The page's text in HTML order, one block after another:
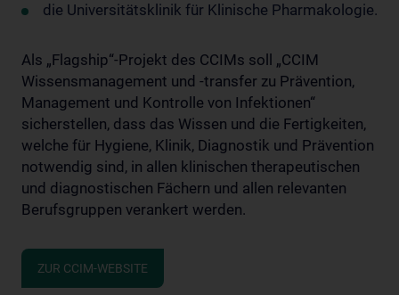
die Universitätsklinik für Klinische Pharmakologie.
Als „Flagship“-Projekt des CCIMs soll „CCIM
Wissensmanagement und -transfer zu Prävention,
Management und Kontrolle von Infektionen“
sicherstellen, dass das Wissen und die Fertigkeiten,
welche für Hygiene, Klinik, Diagnostik und Prävention
notwendig sind, in allen klinischen therapeutischen
und diagnostischen Fächern und allen relevanten
Berufsgruppen verankert werden.
ZUR CCIM-WEBSITE